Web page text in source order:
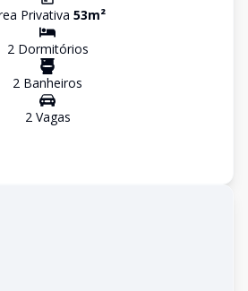
Privativa 53m²
2Dormitórios
2 Banheiros
2Vagas